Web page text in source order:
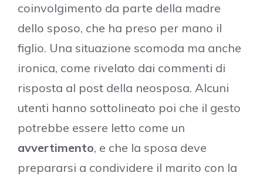
coinvolgimento da parte della madre
dello sposo, che ha preso per mano il
figlio. Una situazione scomoda ma anche
ironica, come rivelato dai commenti di
risposta al post della neosposa. Alcuni
utenti hanno sottolineato poi che il gesto
potrebbe essere letto come un
avvertimento, e che la sposa deve
prepararsi a condividere il marito con la